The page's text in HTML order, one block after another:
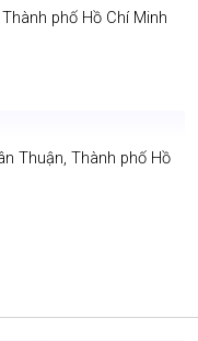
phố Hồ Chí Minh
Thuận, Thành phố Hồ